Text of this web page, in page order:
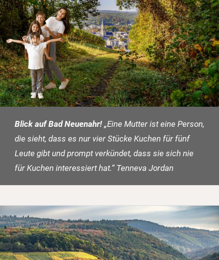
Blick auf Bad Neuenahr! „Eine Mutter ist eine Person,
die sieht, dass es nur vier Stücke Kuchen für fünf
Leute gibt und prompt verkündet, dass sie sich nie
für Kuchen interessiert hat.“ Tenneva Jordan